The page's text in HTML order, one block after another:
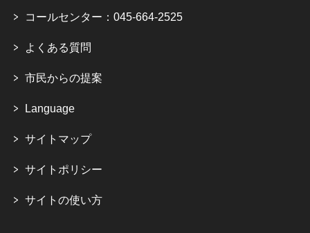
コールセンター：045-664-2525
よくある質問
市民からの提案
Language
サイトマップ
サイトポリシー
サイトの使い方